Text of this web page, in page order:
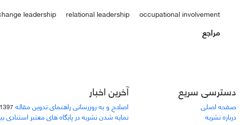
leadership relational leadership occupational involvement
مراجع
دسترسی سریع
صفحه اصلی
درباره نشریه
آخرین اخبار
اصلاح و به روزرسانی راهنمای تدوین مقاله 1397-02-24
نمایه شدن نشریه در پایگاه های معتبر استنادی